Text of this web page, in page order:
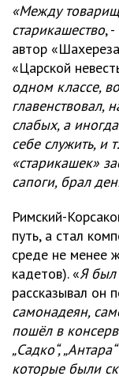
«Между
старикашество,
автор
«Царской
одном классе,
главенствовал,
слабых, а
себе служить, и
«старикашек»
сапоги, брал
Римский-
путь, а стал
среде не менее
кадетов). «Я был
рассказывал он
самонадеян,
пошёл в
„Садко“,
которые были